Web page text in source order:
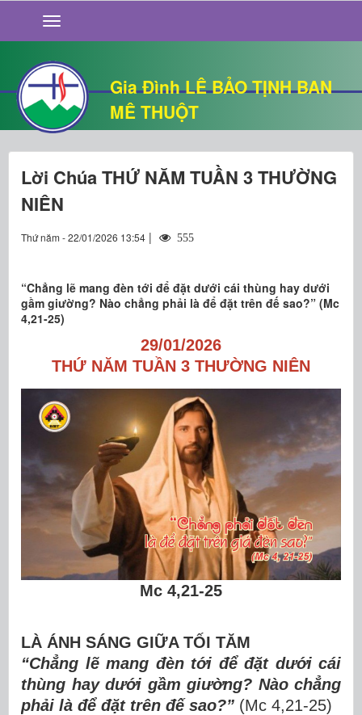
Gia Đình LÊ BẢO TỊNH BAN
MÊ THUỘT
GIỚI THIỆU
TIN TỨC
SỐNG ĐẠO
CHUYỆN NHÀ
QUÁN VĂN
THƯ GIÃN
Lời Chúa THỨ NĂM TUẦN 3 THƯỜNG
NIÊN
Thứ năm - 22/01/2026 13:54 | 555
“Chẳng lẽ mang đèn tới để đặt dưới cái thùng hay dưới
gầm giường? Nào chẳng phải là để đặt trên đế sao?” (Mc
4,21-25)
29/01/2026
THỨ NĂM TUẦN 3 THƯỜNG NIÊN
Mc 4,21-25
LÀ ÁNH SÁNG GIỮA TỐI TĂM
“Chẳng lẽmang đèn tới để đặt dưới cái
thùng hay dưới gầm giường? Nào chẳng
phải là để đặt trên đế sao?” (Mc 4,21-25)